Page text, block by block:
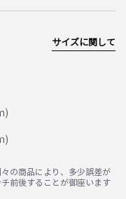
サイズに関して
の商品により、多少誤差が
前後することが御座います